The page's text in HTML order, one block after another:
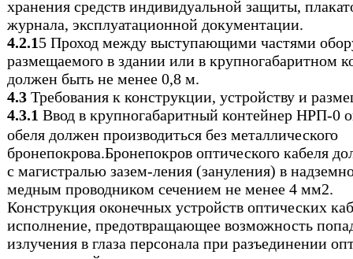
хранения средств индивидуальной защиты,
журнала, эксплуатационной документации.
4.2.15 Проход между выступающими частями
размещаемого в здании или в крупногабаритном
должен быть не менее 0,8 м.
4.3 Требования к конструкции, устройству и
4.3.1 Ввод в крупногабаритный контейнер НРП-0
oбеля должен производиться без металлического
бронепокрова.Бронепокров оптического кабеля
с магистралью зазем-ления (зануления) в
медным проводником сечением не менее 4 мм2.
Конструкция оконечных устройств оптических
исполнение, предотвращающее возможность
излучения в глаза персонала при разъединении